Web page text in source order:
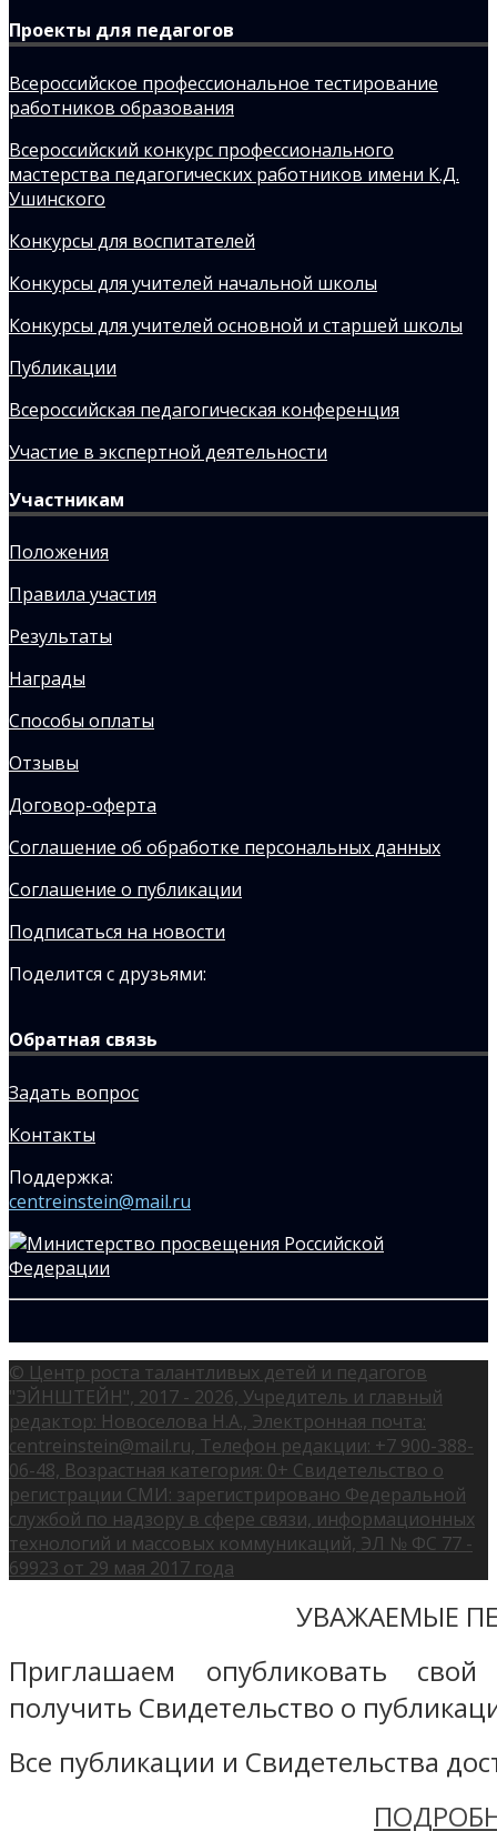
Проекты для педагогов
Всероссийское профессиональное тестирование
работников образования
Всероссийский конкурс профессионального
мастерства педагогических работников имени К.Д.
Ушинского
Конкурсы для воспитателей
Конкурсы для учителей начальной школы
Конкурсы для учителей основной и старшей школы
Публикации
Всероссийская педагогическая конференция
Участие в экспертной деятельности
Участникам
Положения
Правила участия
Результаты
Награды
Способы оплаты
Отзывы
Договор-оферта
Соглашение об обработке персональных данных
Соглашение о публикации
Подписаться на новости
Поделится с друзьями:
Обратная связь
Задать вопрос
Контакты
Поддержка:
centreinstein@mail.ru
© Центр роста талантливых детей и педагогов
"ЭЙНШТЕЙН", 2017 - 2026, Учредитель и главный
редактор: Новоселова Н.А., Электронная почта:
centreinstein@mail.ru, Телефон редакции: +7 900-388-
06-48, Возрастная категория: 0+ Свидетельство о
регистрации СМИ: зарегистрировано Федеральной
службой по надзору в сфере связи, информационных
технологий и массовых коммуникаций, ЭЛ № ФС 77 -
69923 от 29 мая 2017 года
УВАЖАЕМЫЕ
Приглашаем опубликовать
получить Свидетельство о
Все публикации и Свидетельства